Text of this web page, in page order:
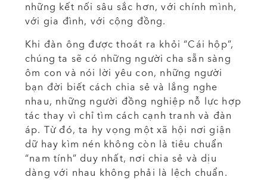
những kết nối sâu sắc hơn, với chính mình,
với gia đình, với cộng đồng.
Khi đàn ông được thoát ra khỏi “Cái hộp”,
chúng ta sẽ có những người cha sẵn sàng
ôm con và nói lời yêu con, những người
bạn đời biết cách chia sẻ và lắng nghe
nhau, những người đồng nghiệp nỗ lực hợp
tác thay vì chỉ tìm cách cạnh tranh và đàn
áp. Từ đó, ta hy vọng một xã hội nơi giận
dữ hay kìm nén không còn là tiêu chuẩn
“nam tính” duy nhất, nơi chia sẻ và dịu
dàng với nhau không phải là lệch chuẩn.